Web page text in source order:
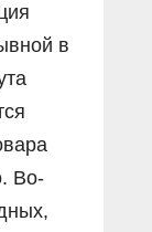
в
Во-